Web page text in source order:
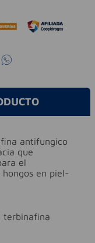
que
el
en piel-
terbinafina